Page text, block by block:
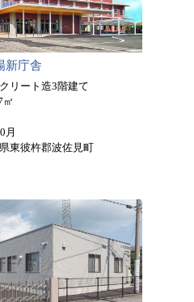
新庁舎
リート造3階建て
㎡
月
東彼杵郡波佐見町